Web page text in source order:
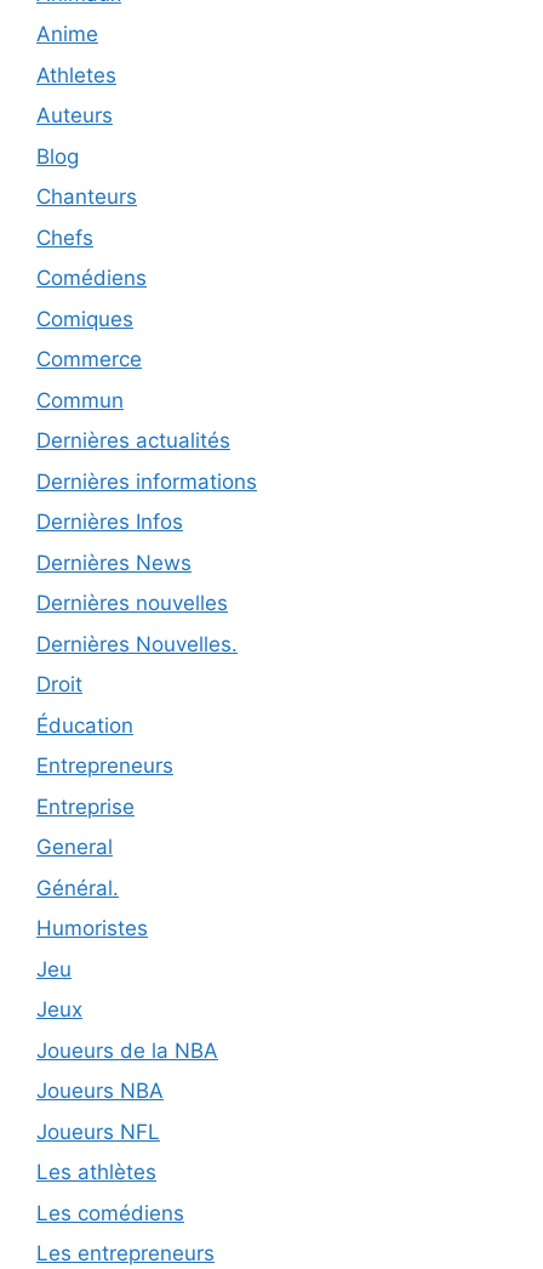
Anime
Athletes
Auteurs
Blog
Chanteurs
Chefs
Comédiens
Comiques
Commerce
Commun
Dernières actualités
Dernières informations
Dernières Infos
Dernières News
Dernières nouvelles
Dernières Nouvelles.
Droit
Éducation
Entrepreneurs
Entreprise
General
Général.
Humoristes
Jeu
Jeux
Joueurs de la NBA
Joueurs NBA
Joueurs NFL
Les athlètes
Les comédiens
Les entrepreneurs